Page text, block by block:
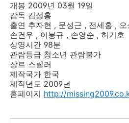
개봉 2009년 03월 19일
감독 김성홍
출연 추자현 , 문성근 , 전세홍 ,
손건우 , 이봉규 , 손영순 , 허기호
상영시간 98분
관람등급 청소년 관람불가
장르 스릴러
제작국가 한국
제작년도 2009년
홈페이지 http://